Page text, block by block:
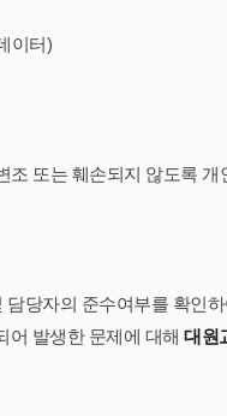
이터)
또는 훼손되지 않도록
당자의 준수여부를 확인
어 발생한 문제에 대해 대원